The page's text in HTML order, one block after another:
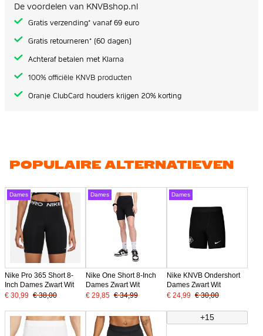
De voordelen van KNVBshop.nl
Gratis verzending* vanaf 69 euro
Gratis retourneren* (60 dagen)
Achteraf betalen met Klarna
100% officiële KNVB producten
Oranje ClubCard houders krijgen 20% korting
POPULAIRE ALTERNATIEVEN
Dames
Nike Pro 365 Short 8-
Inch Dames Zwart Wit
€ 30,99 € 38,00
Dames
Nike One Short 8-Inch
Dames Zwart Wit
€ 29,85 € 34,99
Dames
Nike KNVB Ondershort
Dames Zwart Wit
€ 24,99 € 30,00
+15